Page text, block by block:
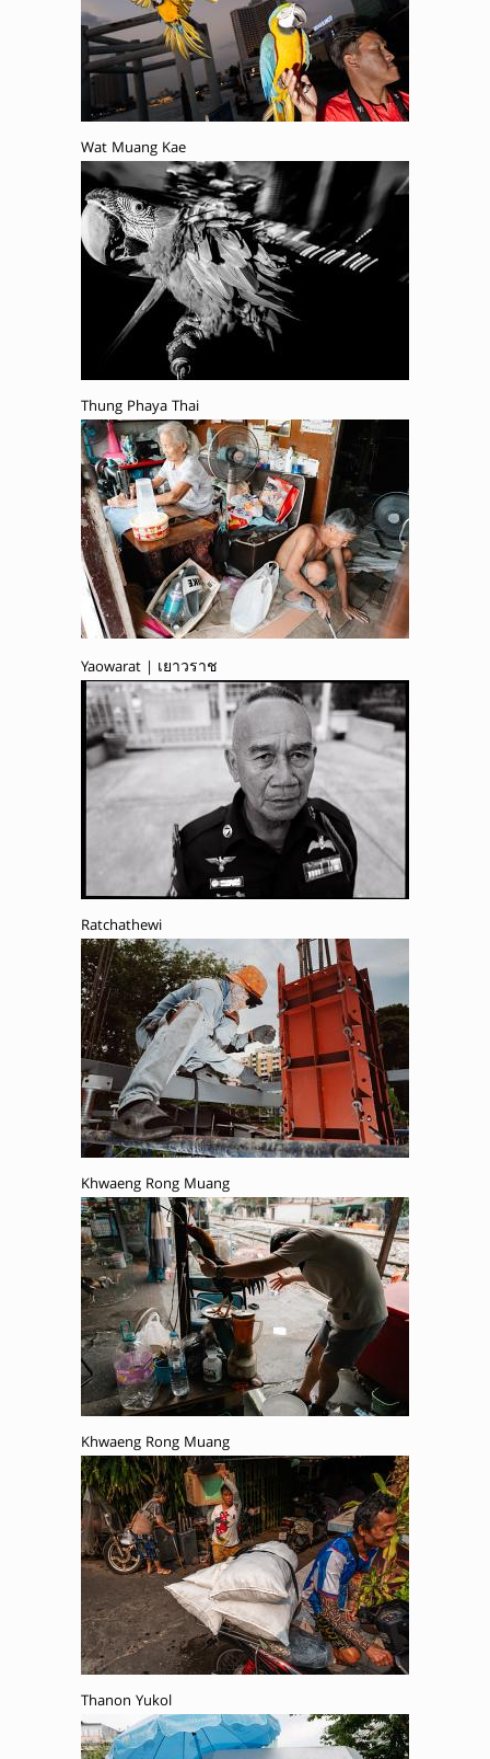
Wat Muang Kae
Thung Phaya Thai
Yaowarat | เยาวราช
Ratchathewi
Khwaeng Rong Muang
Khwaeng Rong Muang
Thanon Yukol